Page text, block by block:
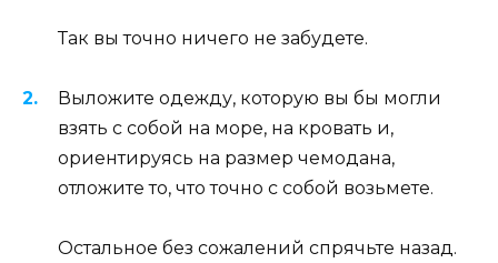
Так вы точно ничего не забудете.
Выложите одежду, которую вы бы могли
взять с собой на море, на кровать и,
ориентируясь на размер чемодана,
отложите то, что точно с собой возьмете.
Остальное без сожалений спрячьте назад.